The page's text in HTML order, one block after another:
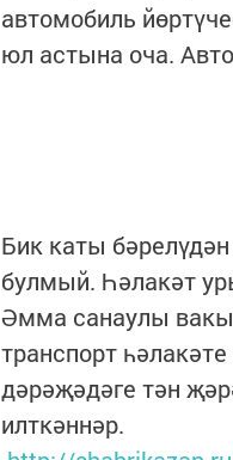
автомобиль
юл астына оча.
Бик каты
булмый. Һәлакәт
Әмма санаулы
транспорт
дәрәҗәдәге тән
илткәннәр.